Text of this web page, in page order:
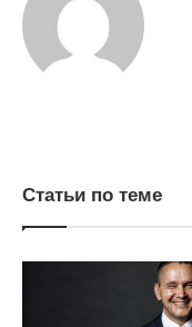
Статьи по теме